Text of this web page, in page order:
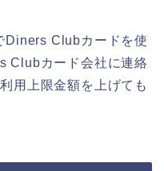
Diners Clubカードを使
Clubカード会社に連絡
用上限金額を上げても